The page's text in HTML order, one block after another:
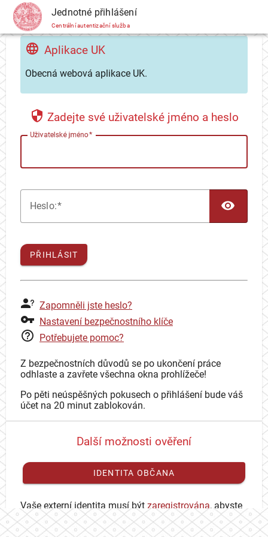
CAS Jednotné přihlášení
Centrální autentizační služba
Aplikace UK
Obecná webová aplikace UK.
Zadejte své uživatelské jméno a heslo
Uživatelské jméno
Heslo:
PŘIHLÁSIT
Zapomněli jste heslo?
Nastavení bezpečnostního klíče
Potřebujete pomoc?
Z bezpečnostních důvodů se po ukončení práce
odhlaste a zavřete všechna okna prohlížeče!
Po pěti neúspěšných pokusech o přihlášení bude váš
účet na 20 minut zablokován.
Další možnosti ověření
IDENTITA OBČANA
Vaše externí identita musí být zaregistrována, abyste
se mohli přihlásit ke svému CAS účtu.